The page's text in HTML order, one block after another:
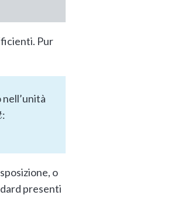
Pur
:
o
presenti